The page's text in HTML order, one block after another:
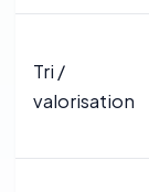
Tri /
valorisation